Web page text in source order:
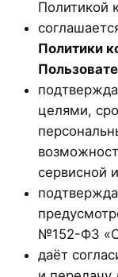
Политикой
Политики
целями,
сервисной
№152-ФЗ «О
даёт